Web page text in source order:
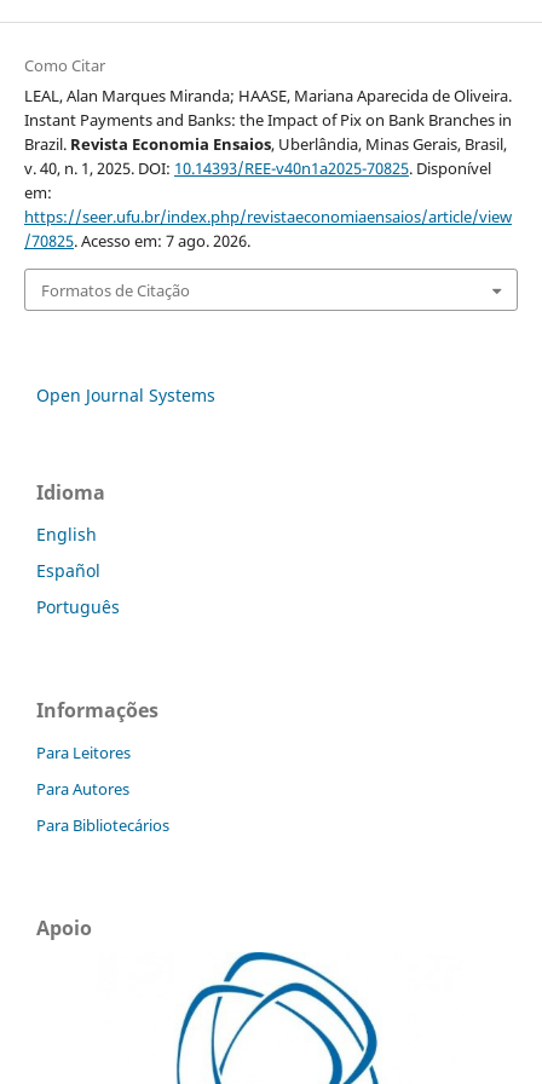
Como Citar
LEAL, Alan Marques Miranda; HAASE, Mariana Aparecida de Oliveira.
Instant Payments and Banks: the Impact of Pix on Bank Branches in
Brazil. Revista Economia Ensaios, Uberlândia, Minas Gerais, Brasil,
v. 40, n. 1, 2025. DOI: 10.14393/REE-v40n1a2025-70825. Disponível
em:
https://seer.ufu.br/index.php/revistaeconomiaensaios/article/view
/70825. Acesso em: 7 ago. 2026.
Formatos de Citação
Open Journal Systems
Idioma
English
Español
Português
Informações
Para Leitores
Para Autores
Para Bibliotecários
Apoio